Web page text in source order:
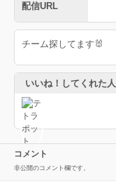
配信URL
チーム探してます🐰
いいね！してくれた人
コメント
非公開のコメント欄です。